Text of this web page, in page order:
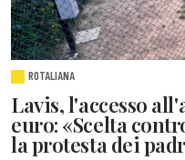
ROTALIANA
Lavis, l'accesso
euro: «Scelta
la protesta dei